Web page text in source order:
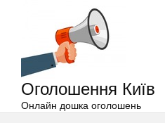
Оголошення Київ
Онлайн дошка оголошень